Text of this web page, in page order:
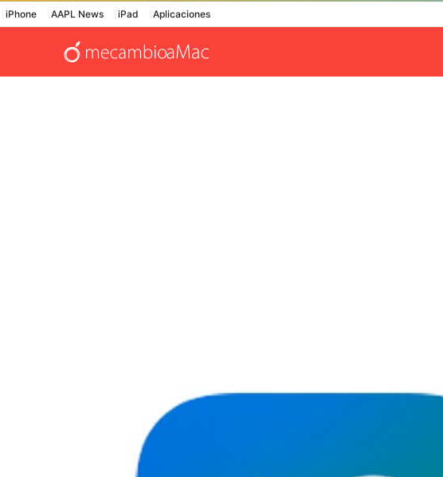
iPhone AAPL News iPad Aplicaciones